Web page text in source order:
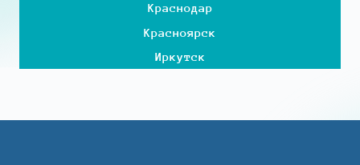
Краснодар
Красноярск
Иркутск